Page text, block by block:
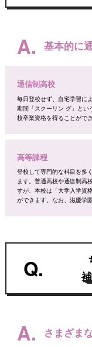
A. 基本的に
通信制高校
毎日登校せず、自宅学習に
期間「スクーリン グ」とい
校卒業資格を得ることができ
高等課程
登校して専門的な科目を多
ます。普通高校や通信制高
すが、本校は「大学入学資
ができます。なお、滋慶学
Q.
A. さまざま